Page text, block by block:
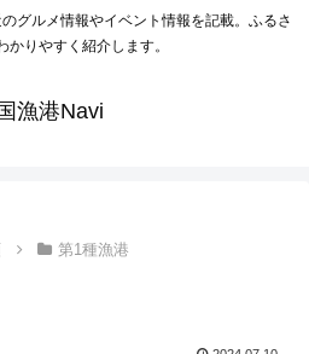
グルメ情報やイベント情報を記載。ふるさ
かりやすく紹介します。
漁港Navi
第1種漁港